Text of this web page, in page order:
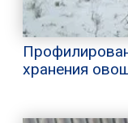
хранения